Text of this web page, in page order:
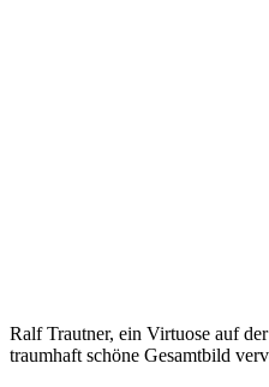
Ralf Trautner, ein Virtuose auf
traumhaft schöne Gesamtbild